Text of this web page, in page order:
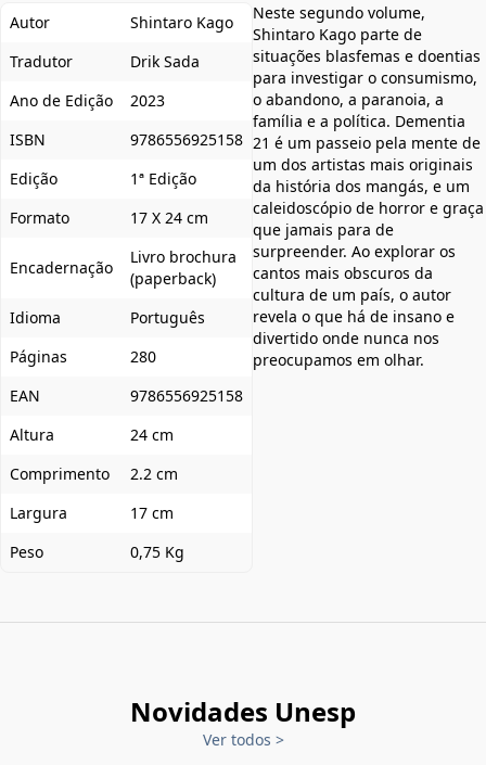
Autor
Shintaro Kago
Tradutor
Drik Sada
Ano de Edição
2023
ISBN
9786556925158
Edição
1ª Edição
Formato
17 X 24 cm
Encadernação
Livro brochura
(paperback)
Idioma
Português
Páginas
280
EAN
9786556925158
Altura
24 cm
Comprimento
2.2 cm
Largura
17 cm
Peso
0,75 Kg
Neste segundo volume,
Shintaro Kago parte de
situações blasfemas e doentias
para investigar o consumismo,
o abandono, a paranoia, a
família e a política. Dementia
21 é um passeio pela mente de
um dos artistas mais originais
da história dos mangás, e um
caleidoscópio de horror e graça
que jamais para de
surpreender. Ao explorar os
cantos mais obscuros da
cultura de um país, o autor
revela o que há de insano e
divertido onde nunca nos
preocupamos em olhar.
Novidades Unesp
Ver todos >